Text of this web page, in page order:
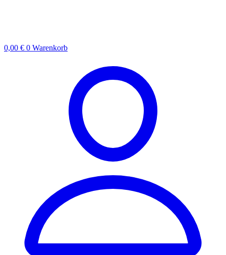
0,00 € 0 Warenkorb